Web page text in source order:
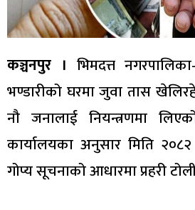
कञ्चनपुर । भिमदत्त
भण्डारीको घरमा जुवा तास
नौ जनालाई नियन्त्रणमा
कार्यालयका अनुसार मिति
गोप्य सूचनाको आधारमा प्रहरी